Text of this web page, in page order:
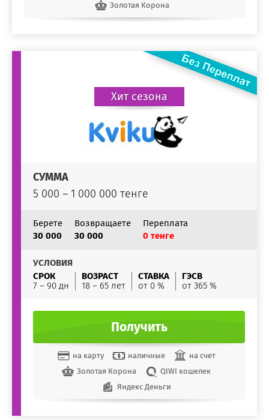
Золотая Корона
Хит сезона
СУММА
5 000 – 1 000 000 тенге
Берете
30 000
Возвращаете
30 000
Переплата
0 тенге
УСЛОВИЯ
СРОК
7 – 90 дн
ВОЗРАСТ
18 – 65 лет
СТАВКА
от 0 %
ГЭСВ
от 365 %
Получить
на карту наличные
на счет
Золотая Корона
QIWI кошелек
Яндекс Деньги